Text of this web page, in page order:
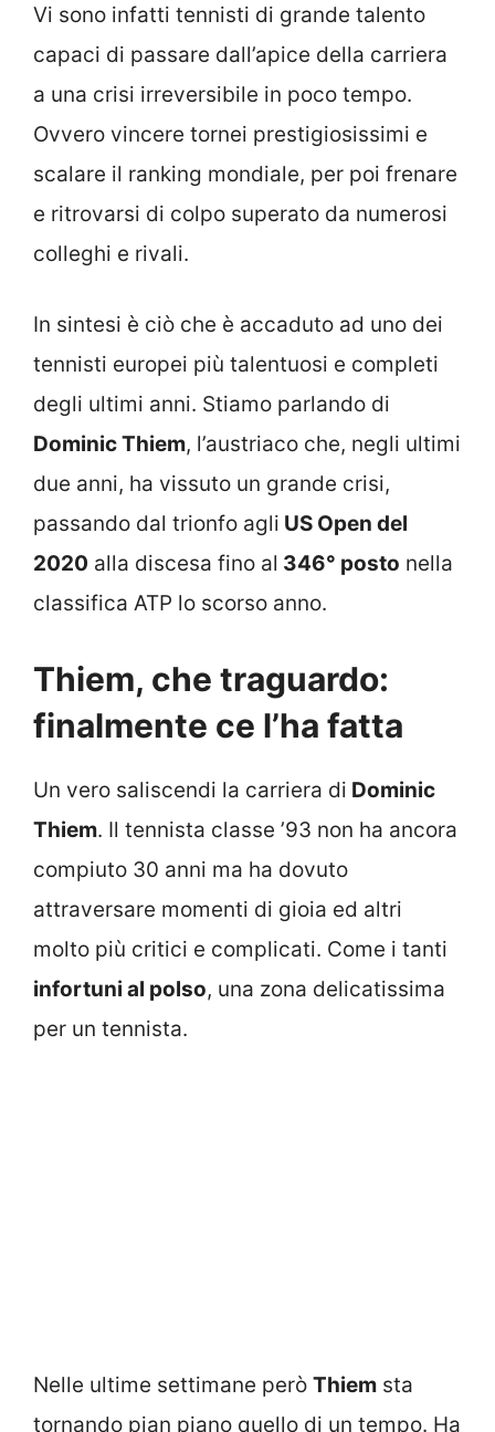
Vi sono infatti tennisti di grande talento
capaci di passare dall’apice della carriera
a una crisi irreversibile in poco tempo.
Ovvero vincere tornei prestigiosissimi e
scalare il ranking mondiale, per poi frenare
e ritrovarsi di colpo superato da numerosi
colleghi e rivali.
In sintesi è ciò che è accaduto ad uno dei
tennisti europei più talentuosi e completi
degli ultimi anni. Stiamo parlando di
Dominic Thiem, l’austriaco che, negli ultimi
due anni, ha vissuto un grande crisi,
passando dal trionfo agli US Open del
2020 alla discesa fino al 346° posto nella
classifica ATP lo scorso anno.
Thiem, che traguardo:
finalmente ce l’ha fatta
Un vero saliscendi la carriera di Dominic
Thiem. Il tennista classe ’93 non ha ancora
compiuto 30 anni ma ha dovuto
attraversare momenti di gioia ed altri
molto più critici e complicati. Come i tanti
infortuni al polso, una zona delicatissima
per un tennista.
Nelle ultime settimane però Thiem sta
tornando pian piano quello di un tempo. Ha